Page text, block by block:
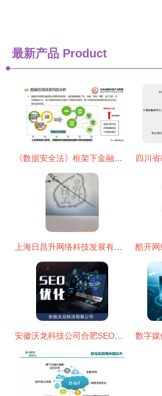
最新产品 Product
《数据安全法》框架下金融数据安全风险评估的技术研究与实践路径
上海日昌升网络科技发展有限公司其他布线产品产品列表开发方案
安徽沃龙科技公司合肥SEO优化 以图片开发提升网站关键词排名